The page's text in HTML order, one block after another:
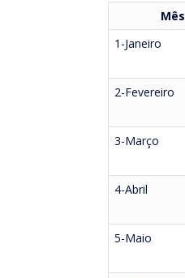
Mês
1-Janeiro
2-Fevereiro
3-Março
4-Abril
5-Maio